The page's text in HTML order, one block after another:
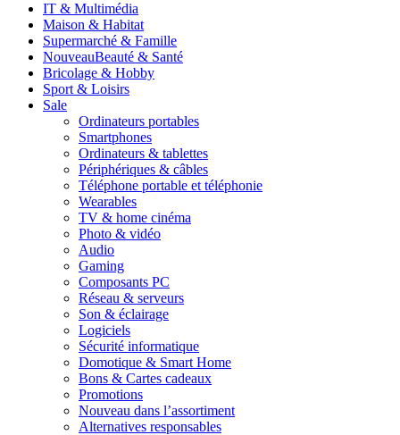
IT & Multimédia
Maison & Habitat
Supermarché & Famille
NouveauBeauté & Santé
Bricolage & Hobby
Sport & Loisirs
Sale
Ordinateurs portables
Smartphones
Ordinateurs & tablettes
Périphériques & câbles
Téléphone portable et téléphonie
Wearables
TV & home cinéma
Photo & vidéo
Audio
Gaming
Composants PC
Réseau & serveurs
Son & éclairage
Logiciels
Sécurité informatique
Domotique & Smart Home
Bons & Cartes cadeaux
Promotions
Nouveau dans l’assortiment
Alternatives responsables